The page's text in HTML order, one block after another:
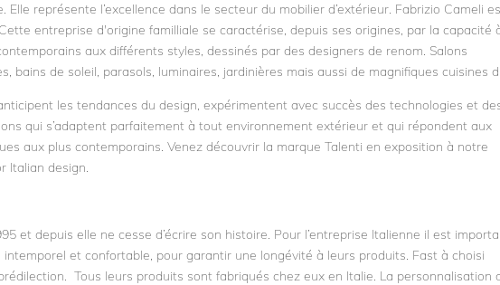
représente l’excellence dans le secteur du mobilier d’extérieur. Fabrizio Cameli
entreprise d'origine familliale se caractérise, depuis ses origines, par la capacité
aux différents styles, dessinés par des designers de renom. Salons
bains de soleil, parasols, luminaires, jardinières mais aussi de magnifiques cuisines
les tendances du design, expérimentent avec succès des technologies et
qui s’adaptent parfaitement à tout environnement extérieur et qui répondent aux
aux plus contemporains. Venez découvrir la marque Talenti en exposition à notre
Italian design.
et depuis elle ne cesse d’écrire son histoire. Pour l’entreprise Italienne il est
et confortable, pour garantir une longévité à leurs produits. Fast à choisi
Tous leurs produits sont fabriqués chez eux en Italie. La personnalisation